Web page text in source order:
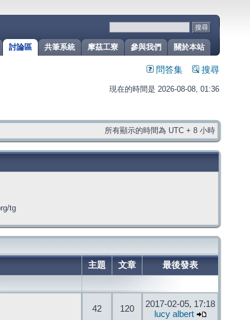
關於本站
參與我們
摩茲工寮
共筆系統
討論區
問答集 搜尋
現在的時間是 2026-08-08, 01:36
所有顯示的時間為 UTC + 8 小時
tg
主題 文章
最後發表
42 120
2017-02-05, 17:18
lucy albert